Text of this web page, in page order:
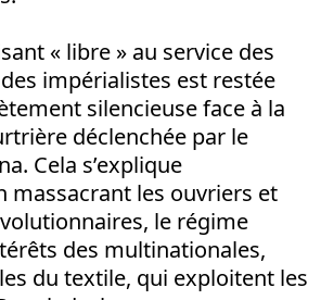
« libre » au service des
impérialistes est restée
silencieuse face à la
déclenchée par le
Cela s’explique
massacrant les ouvriers et
le régime
des multinationales,
du textile, qui exploitent les